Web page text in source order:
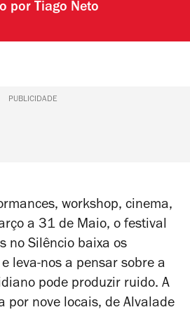
por Tiago Neto
PUBLICIDADE
workshop, cinema,
a 31 de Maio, o festival
no Silêncio baixa os
leva-nos a pensar sobre a
pode produzir ruido. A
por nove locais, de Alvalade